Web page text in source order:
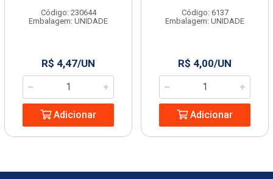
Código: 230644
Embalagem: UNIDADE
R$ 4,47/UN
Adicionar
Código: 6137
Embalagem: UNIDADE
R$ 4,00/UN
Adicionar